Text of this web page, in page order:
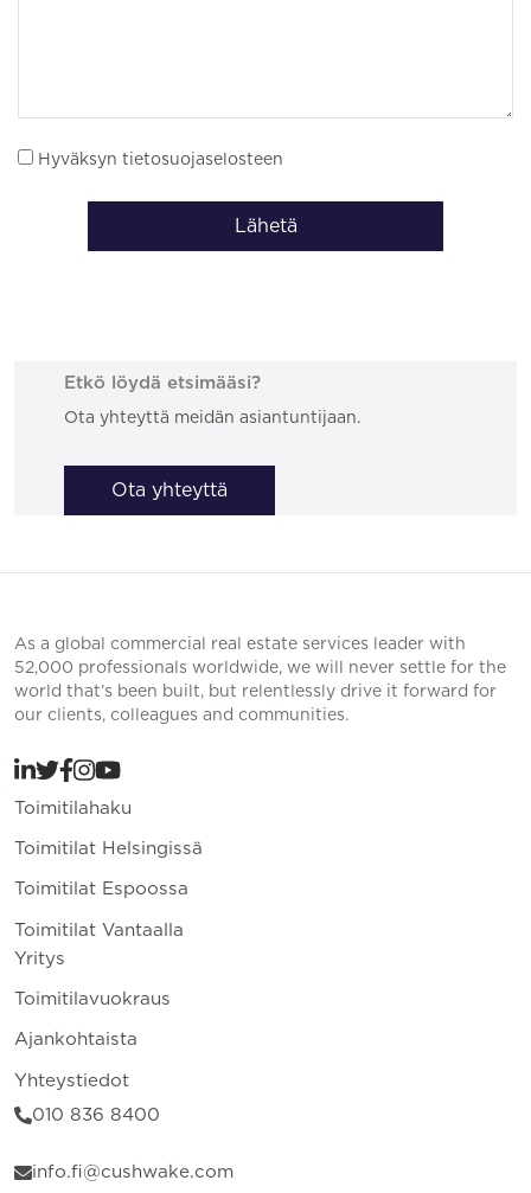
Hyväksyn tietosuojaselosteen
Lähetä
Etkö löydä etsimääsi?
Ota yhteyttä meidän asiantuntijaan.
Ota yhteyttä
As a global commercial real estate services leader with
52,000 professionals worldwide, we will never settle for the
world that’s been built, but relentlessly drive it forward for
our clients, colleagues and communities.
Toimitilahaku
Toimitilat Helsingissä
Toimitilat Espoossa
Toimitilat Vantaalla
Yritys
Toimitilavuokraus
Ajankohtaista
Yhteystiedot
010 836 8400
info.fi@cushwake.com